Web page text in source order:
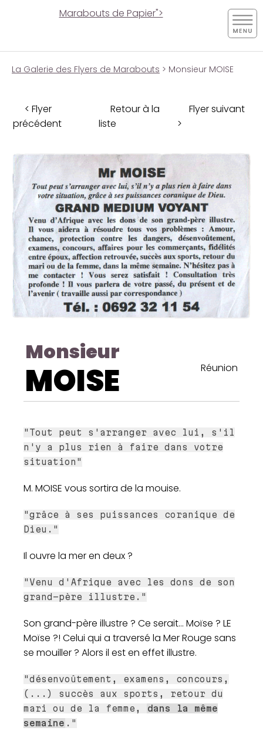
Marabouts de Papier">
La Galerie des Flyers de Marabouts > Monsieur MOISE
< Flyer
précédent
Retour à la
liste
Flyer suivant
>
Monsieur
MOISE Réunion
"Tout peut s'arranger avec lui, s'il
n'y a plus rien à faire dans votre
situation"
M. MOISE vous sortira de la mouise.
"grâce à ses puissances coranique de
Dieu."
Il ouvre la mer en deux ?
"Venu d'Afrique avec les dons de son
grand-père illustre."
Son grand-père illustre ? Ce serait... Moïse ? LE
Moïse ?! Celui qui a traversé la Mer Rouge sans
se mouiller ? Alors il est en effet illustre.
"désenvoûtement, examens, concours,
(...) succès aux sports, retour du
mari ou de la femme,
dans la même
semaine ."